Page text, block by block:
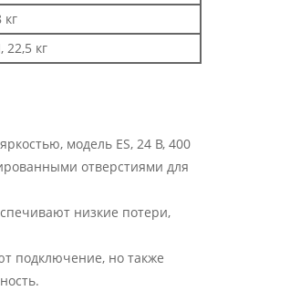
кг
кг
модель ES, 24 В, 400
отверстиями для
низкие потери,
подключение, но также